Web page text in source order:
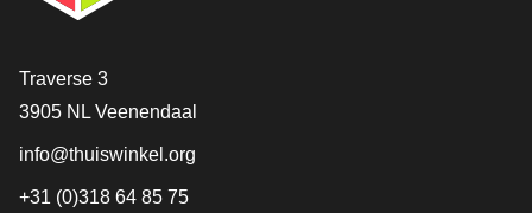
[_General:Contact]
Traverse 3
3905 NL Veenendaal
info@thuiswinkel.org
+31 (0)318 64 85 75